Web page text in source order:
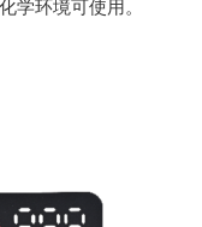
学环境可使用。